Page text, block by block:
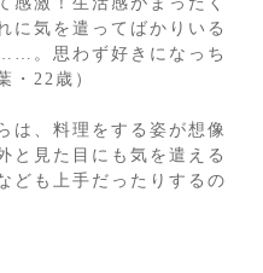
に気を遣ってばかりいる
。思わず好きになっち
・22歳）
、料理をする姿が想像
見た目にも気を遣える
ども上手だったりするの